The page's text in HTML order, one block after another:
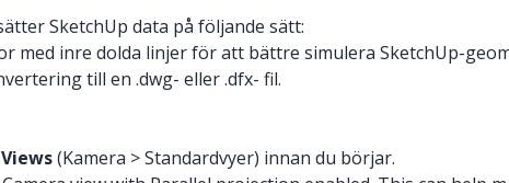
SketchUp data på följande sätt:
med inre dolda linjer för att bättre simulera SketchUp-
till en .dwg- eller .dfx- fil.
(Kamera > Standardvyer) innan du börjar.